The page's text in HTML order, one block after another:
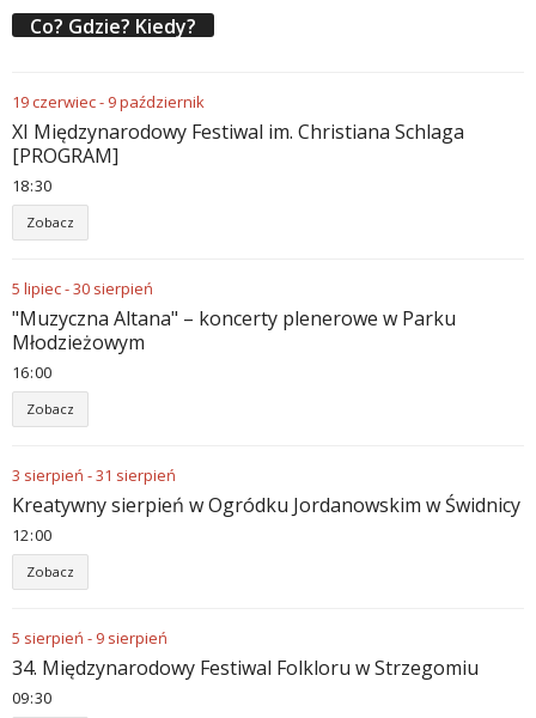
Co? Gdzie? Kiedy?
19czerwiec- 9październik
XI Międzynarodowy Festiwal im. Christiana Schlaga
[PROGRAM]
18:30
Zobacz
5 lipiec-30 sierpień
"Muzyczna Altana" – koncerty plenerowe w Parku
Młodzieżowym
16:00
Zobacz
3 sierpień -31 sierpień
Kreatywny sierpień w Ogródku Jordanowskim w Świdnicy
12:00
Zobacz
5 sierpień - 9 sierpień
34. Międzynarodowy Festiwal Folkloru w Strzegomiu
09:30